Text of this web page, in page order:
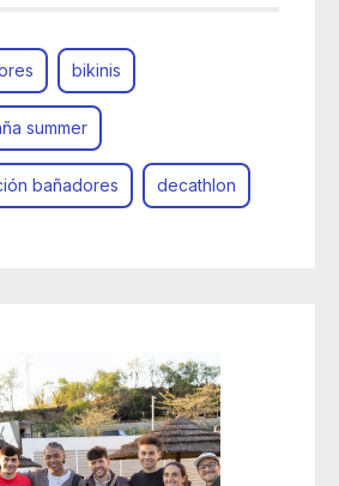
bikinis
summer
bañadores decathlon